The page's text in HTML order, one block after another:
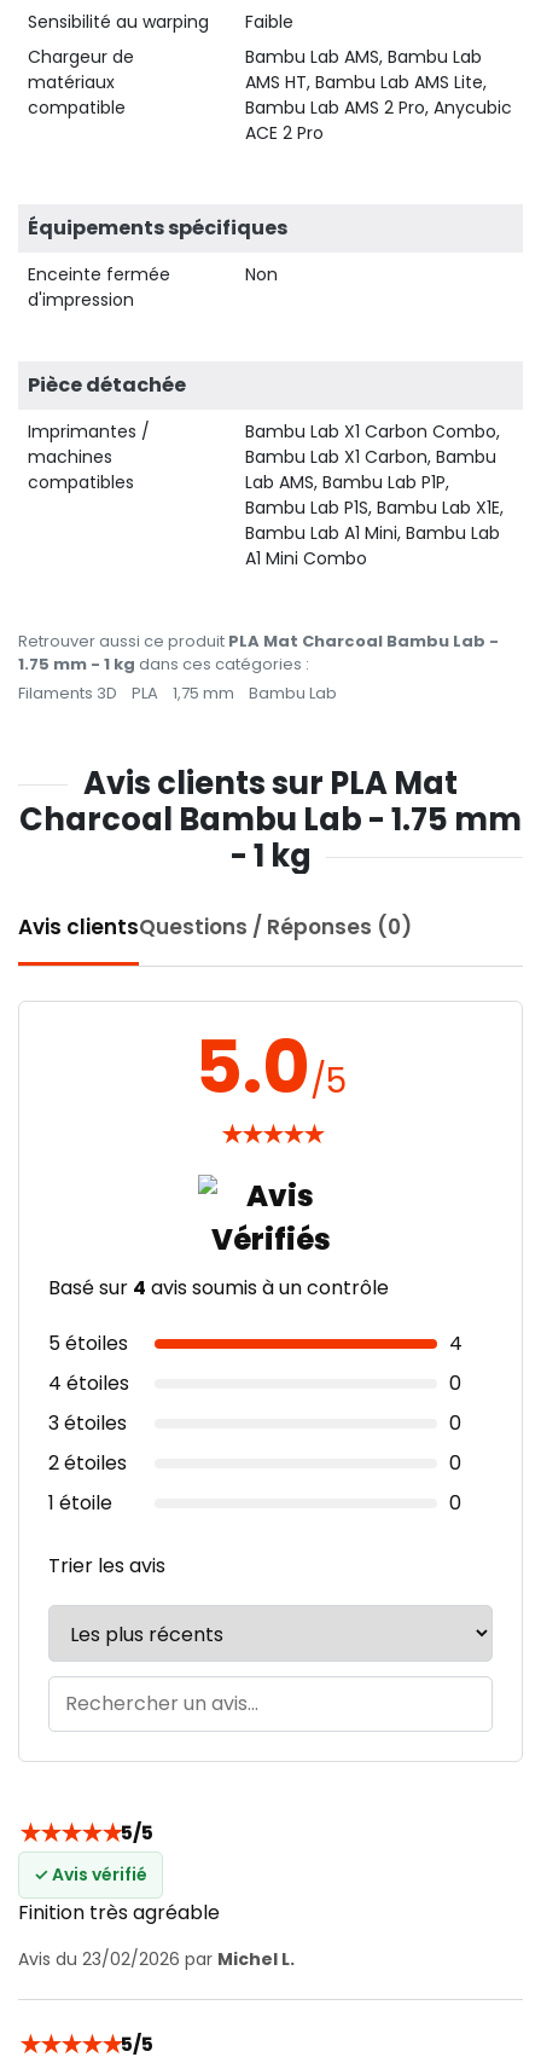
Sensibilité au warping
Faible
Chargeur de
matériaux
compatible
Bambu Lab AMS, Bambu Lab
AMS HT, Bambu Lab AMS Lite,
Bambu Lab AMS 2 Pro, Anycubic
ACE 2 Pro
Équipements spécifiques
Enceinte fermée
d'impression
Non
Pièce détachée
Imprimantes /
machines
compatibles
Bambu Lab X1 Carbon Combo,
Bambu Lab X1 Carbon, Bambu
Lab AMS, Bambu Lab P1P,
Bambu Lab P1S, Bambu Lab X1E,
Bambu Lab A1 Mini, Bambu Lab
A1 Mini Combo
Retrouver aussi ce produit PLA Mat Charcoal Bambu Lab -
1.75 mm - 1 kg dans ces catégories :
Filaments 3D
PLA 1,75 mm Bambu Lab
Avis clients sur PLA Mat
Charcoal Bambu Lab - 1.75 mm
- 1 kg
Avis clientsQuestions / Réponses (0)
5.0/5
★★★★★
Basé sur 4 avis soumis à un contrôle
5 étoiles
4
4 étoiles
0
3 étoiles
0
2 étoiles
0
1 étoile
0
Trier les avis
★★★★★5/5
✓ Avis vérifié
Finition très agréable
Avis du 23/02/2026 par Michel L.
★★★★★5/5